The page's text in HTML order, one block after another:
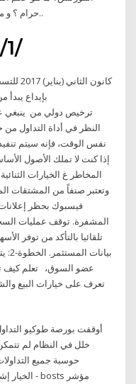
حرام ؟ و ما هو حكم التعامل بالفوركس؟ و ما الى ذلك..
26‏‏/1‏‏/1433 بعد الهجرة
النظر في أداة التداول من
نفس الوقت، فإنه سيتم
المخاطر غ الخيارات
فيسبوك بحظر إعلانات
المشفرة. توقف عمليات
تلقائيا بالتأكد من توفر
عضو السوق، تعلم كيف
تعرف على خيارات البيع
أوقفت بورصة طوكيو
خلل في النظام لم